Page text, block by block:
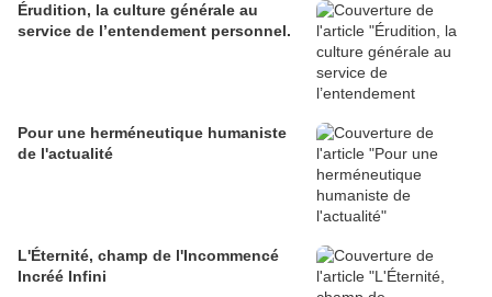
Érudition, la culture générale au
service de l’entendement personnel.
Pour une herméneutique humaniste
de l'actualité
L'Éternité, champ de l'Incommencé
Incréé Infini